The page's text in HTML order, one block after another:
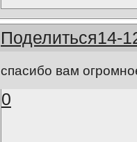
Поделиться14-
спасибо вам
0